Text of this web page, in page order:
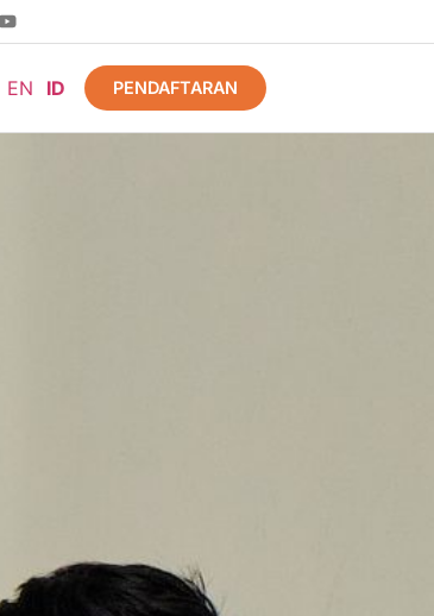
EN ID PENDAFTARAN